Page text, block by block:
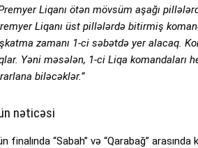
Liqanı ötən mövsüm aşağı
Liqanı üst pillələrdə bitirmiş
zamanı 1-ci səbətdə yer alacaq.
Yəni məsələn, 1-ci Liqa komandaları
biləcəklər.”
nəticəsi
finalında “Sabah” və “Qarabağ”